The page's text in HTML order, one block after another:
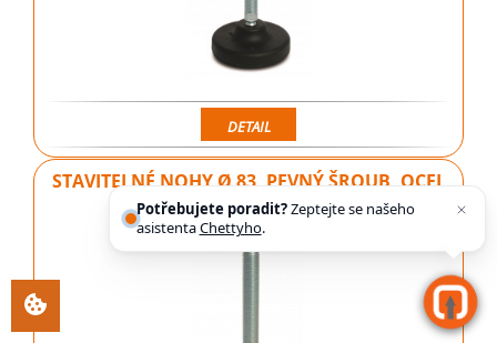
DETAIL
STAVITELNÉ NOHY Ø 83, PEVNÝ ŠROUB, OCEL
Potřebujete poradit?Zeptejte se našeho
asistentaChettyho.